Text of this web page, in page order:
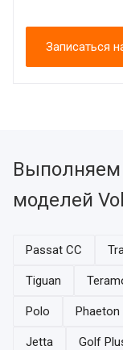
Записаться
моделей
Passat CC
Tiguan
Polo Phaeton
Jetta Golf